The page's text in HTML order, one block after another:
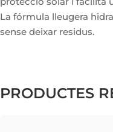
La fórmula lleugera
sense deixar residus.
PRODUCTES